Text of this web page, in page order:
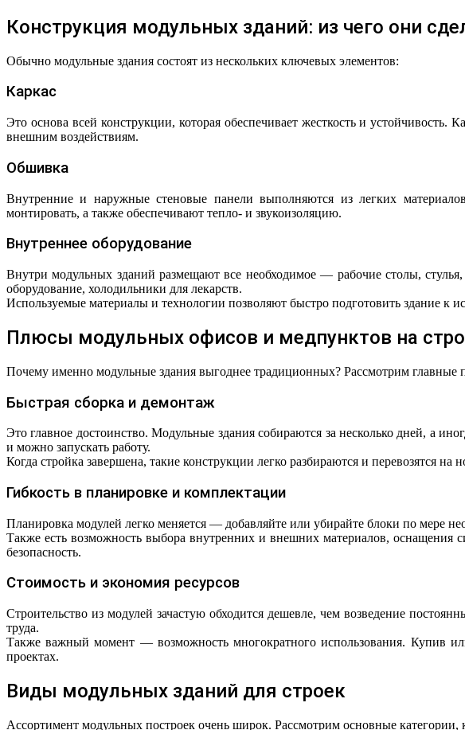
Конструкция модульных зданий: из чего они
Обычно модульные здания состоят из нескольких ключевых элементов:
Каркас
Это основа всей конструкции, которая обеспечивает жесткость и
внешним воздействиям.
Обшивка
Внутренние и наружные стеновые панели выполняются из легких
монтировать, а также обеспечивают тепло- и звукоизоляцию.
Внутреннее оборудование
Внутри модульных зданий размещают все необходимое — рабочие столы,
оборудование, холодильники для лекарств.
Используемые материалы и технологии позволяют быстро подготовить здание к
Плюсы модульных офисов и медпунктов на
Почему именно модульные здания выгоднее традиционных? Рассмотрим главные
Быстрая сборка и демонтаж
Это главное достоинство. Модульные здания собираются за несколько дней, а
и можно запускать работу.
Когда стройка завершена, такие конструкции легко разбираются и перевозятся
Гибкость в планировке и комплектации
Планировка модулей легко меняется — добавляйте или убирайте блоки по мере
Также есть возможность выбора внутренних и внешних материалов, оснащения
безопасность.
Стоимость и экономия ресурсов
Строительство из модулей зачастую обходится дешевле, чем возведение
труда.
Также важный момент — возможность многократного использования. Купив
проектах.
Виды модульных зданий для строек
Ассортимент модульных построек очень широк. Рассмотрим основные категории,